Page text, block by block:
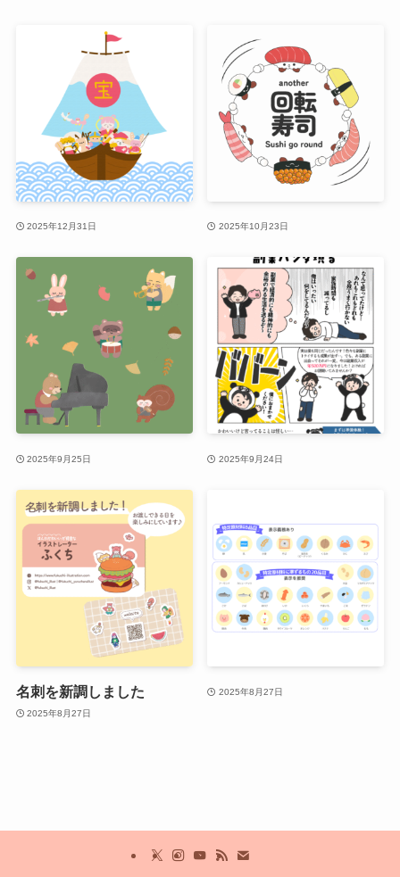
2025年12月31日 2025年10月23日
2025年9月25日 2025年9月24日
名刺を新調しました
2025年8月27日
2025年8月27日